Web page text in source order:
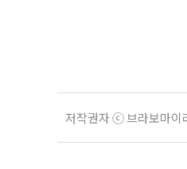
저작권자 ⓒ 브라보마이